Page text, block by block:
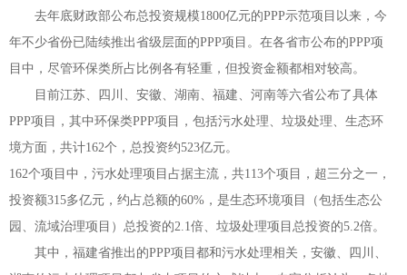
去年底财政部公布总投资规模1800亿元的PPP示范项目以来，今
年不少省份已陆续推出省级层面的PPP项目。在各省市公布的PPP项
目中，尽管环保类所占比例各有轻重，但投资金额都相对较高。
目前江苏、四川、安徽、湖南、福建、河南等六省公布了具体
PPP项目，其中环保类PPP项目，包括污水处理、垃圾处理、生态环
境方面，共计162个，总投资约523亿元。
162个项目中，污水处理项目占据主流，共113个项目，超三分之一，
投资额315多亿元，约占总额的60% ，是生态环境项目（包括生态公
园、流域治理项目）总投资的2.1倍、垃圾处理项目总投资的5.2倍。
其中，福建省推出的PPP项目都和污水处理相关，安徽、四川、